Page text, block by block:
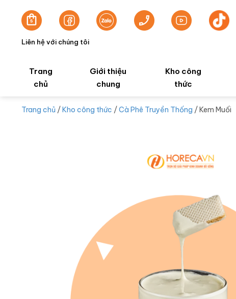
Liên hệ với chúng tôi
Trang
chủ
Giới thiệu
chung
Kho công
thức
Trang chủ /Kho công thức /Cà Phê Truyền Thống / Kem Muối